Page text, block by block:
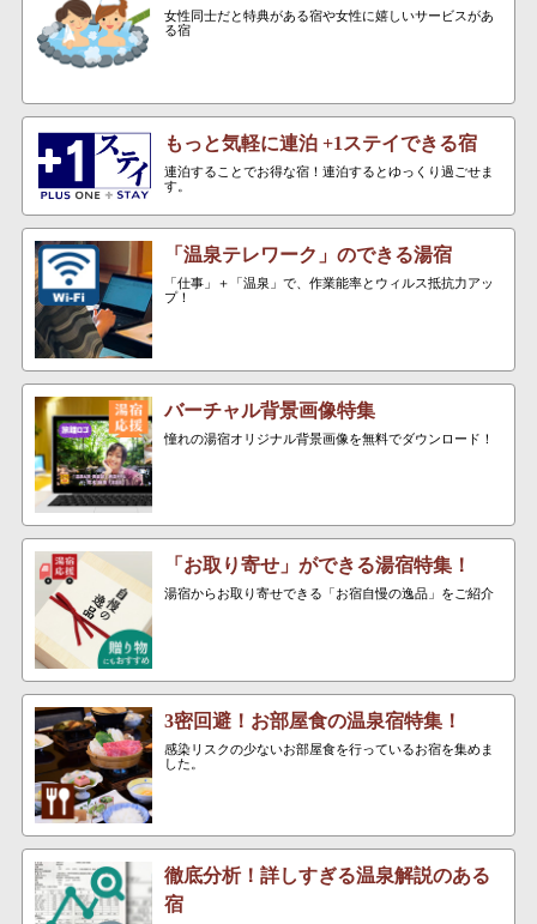
女性同士だと特典がある宿や女性に嬉しいサービスがあ
る宿
もっと気軽に連泊 +1ステイできる宿
連泊することでお得な宿！連泊するとゆっくり過ごせま
す。
「温泉テレワーク」のできる湯宿
「仕事」＋「温泉」で、作業能率とウィルス抵抗力アッ
プ！
バーチャル背景画像特集
憧れの湯宿オリジナル背景画像を無料でダウンロード！
「お取り寄せ」ができる湯宿特集！
湯宿からお取り寄せできる「お宿自慢の逸品」をご紹介
3密回避！お部屋食の温泉宿特集！
感染リスクの少ないお部屋食を行っているお宿を集めま
した。
徹底分析！詳しすぎる温泉解説のある
宿